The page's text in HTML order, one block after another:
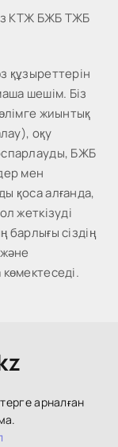
КТЖ БЖБ ТЖБ
құзыреттерін
шешім. Біз
жиынтық
оқу
БЖБ
мен
қоса алғанда,
жеткізуді
барлығы сіздің
арналған